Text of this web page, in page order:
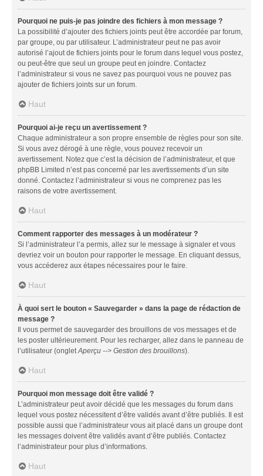
Pourquoi ne puis-je pas joindre des fichiers à mon message ?
La possibilité d’ajouter des fichiers joints peut être accordée par forum,
par groupe, ou par utilisateur. L’administrateur peut ne pas avoir
autorisé l’ajout de fichiers joints pour le forum dans lequel vous postez,
ou peut-être que seul un groupe peut en joindre. Contactez
l’administrateur si vous ne savez pas pourquoi vous ne pouvez pas
ajouter de fichiers joints sur un forum.
Haut
Pourquoi ai-je reçu un avertissement ?
Chaque administrateur a son propre ensemble de règles pour son site.
Si vous avez dérogé à une règle, vous pouvez recevoir un
avertissement. Notez que c’est la décision de l’administrateur, et que
phpBB Limited n’est pas concerné par les avertissements d’un site
donné. Contactez l’administrateur si vous ne comprenez pas les
raisons de votre avertissement.
Haut
Comment rapporter des messages à un modérateur ?
Si l’administrateur l’a permis, allez sur le message à signaler et vous
devriez voir un bouton pour rapporter le message. En cliquant dessus,
vous accéderez aux étapes nécessaires pour le faire.
Haut
À quoi sert le bouton « Sauvegarder » dans la page de rédaction de
message ?
Il vous permet de sauvegarder des brouillons de vos messages et de
les poster ultérieurement. Pour les recharger, allez dans le panneau de
l’utilisateur (ongletAperçu --> Gestion des brouillons).
Haut
Pourquoi mon message doit être validé ?
L’administrateur peut avoir décidé que les messages du forum dans
lequel vous postez nécessitent d’être validés avant d’être publiés. Il est
possible aussi que l’administrateur vous ait placé dans un groupe dont
les messages doivent être validés avant d’être publiés. Contactez
l’administrateur pour plus d’informations.
Haut